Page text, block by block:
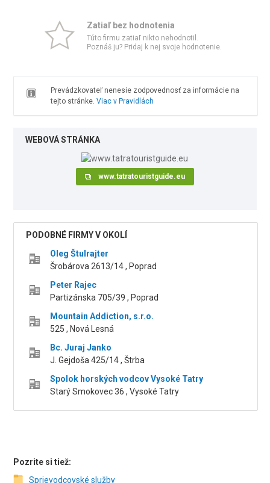
Zatiaľ bez hodnotenia
Túto firmu zatiaľ nikto nehodnotil.
Poznáš ju? Pridaj k nej svoje hodnotenie.
Prevádzkovateľ nenesie zodpovednosť za informácie na
tejto stránke. Viac v Pravidlách
WEBOVÁ STRÁNKA
www.tatratouristguide.eu
PODOBNÉ FIRMY V OKOLÍ
Oleg Štulrajter
Šrobárova 2613/14 , Poprad
Peter Rajec
Partizánska 705/39 , Poprad
Mountain Addiction, s.r.o.
525 , Nová Lesná
Bc. Juraj Janko
J. Gejdoša 425/14 , Štrba
Spolok horských vodcov Vysoké Tatry
Starý Smokovec 36 , Vysoké Tatry
Pozrite si tiež:
Sprievodcovské služby